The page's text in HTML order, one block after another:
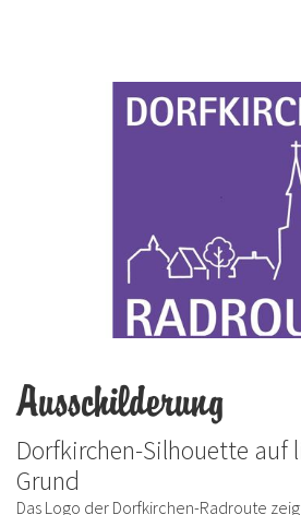
Ausschilderung
Dorfkirchen-Silhouette auf
Grund
Das Logo der Dorfkirchen-Radroute